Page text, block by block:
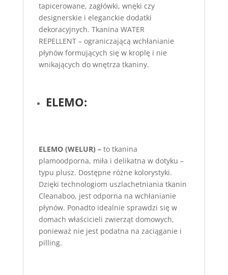
tapicerowane, zagłówki, wnęki czy
designerskie i eleganckie dodatki
dekoracyjnych. Tkanina WATER
REPELLENT – ograniczającą wchłanianie
płynów formujących się w kroplę i nie
wnikających do wnętrza tkaniny.
ELEMO:
ELEMO (WELUR) –to tkanina
plamoodporna, miła i delikatna w dotyku –
typu plusz. Dostępne różne kolorystyki.
Dzięki technologiom uszlachetniania tkanin
Cleanaboo, jest odporna na wchłanianie
płynów. Ponadto idealnie sprawdzi się w
domach właścicieli zwierząt domowych,
ponieważ nie jest podatna na zaciąganie i
pilling.